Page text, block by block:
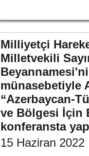
Milliyetçi
Milletvekili
münasebetiyle
“Azerbaycan-
ve Bölgesi İçin
konferansta
15 Haziran 2022